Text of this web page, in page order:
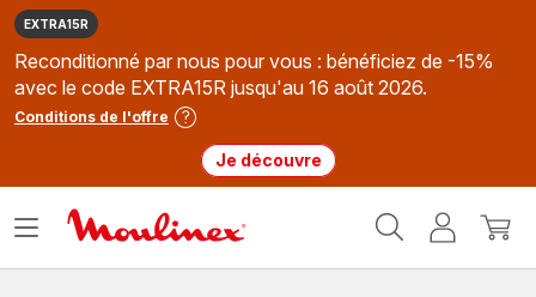
EXTRA15R
Reconditionné par nous pour vous : bénéficiez de -15%
avec le code EXTRA15R jusqu'au 16 août 2026.
Conditions de l'offre
Je découvre
MonMon
Ouvrir